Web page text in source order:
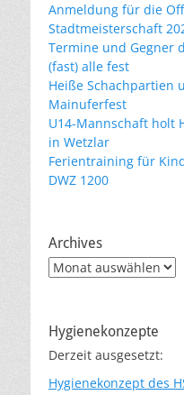
Anmeldung für die
Stadtmeisterschaft
Termine und Gegner
(fast) alle fest
Heiße Schachpartien
Mainuferfest
U14-Mannschaft holt
in Wetzlar
Ferientraining für
DWZ 1200
Archives
Archives
Hygienekonzepte
Derzeit ausgesetzt:
Hygienekonzept des